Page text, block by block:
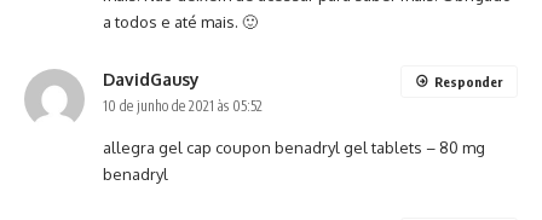
a todos e até mais. 🙂
DavidGausy
10 de junho de 2021 às 05:52
allegra gel cap coupon benadryl gel tablets – 80 mg
benadryl
Responder